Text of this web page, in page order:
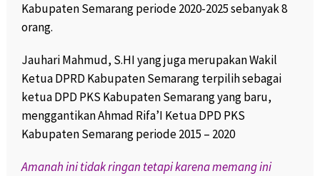
Kabupaten Semarang periode 2020-2025 sebanyak 8
orang.
Jauhari Mahmud, S.HI yang juga merupakan Wakil
Ketua DPRD Kabupaten Semarang terpilih sebagai
ketua DPD PKS Kabupaten Semarang yang baru,
menggantikan Ahmad Rifa’I Ketua DPD PKS
Kabupaten Semarang periode 2015 – 2020
Amanah ini tidak ringan tetapi karena memang ini